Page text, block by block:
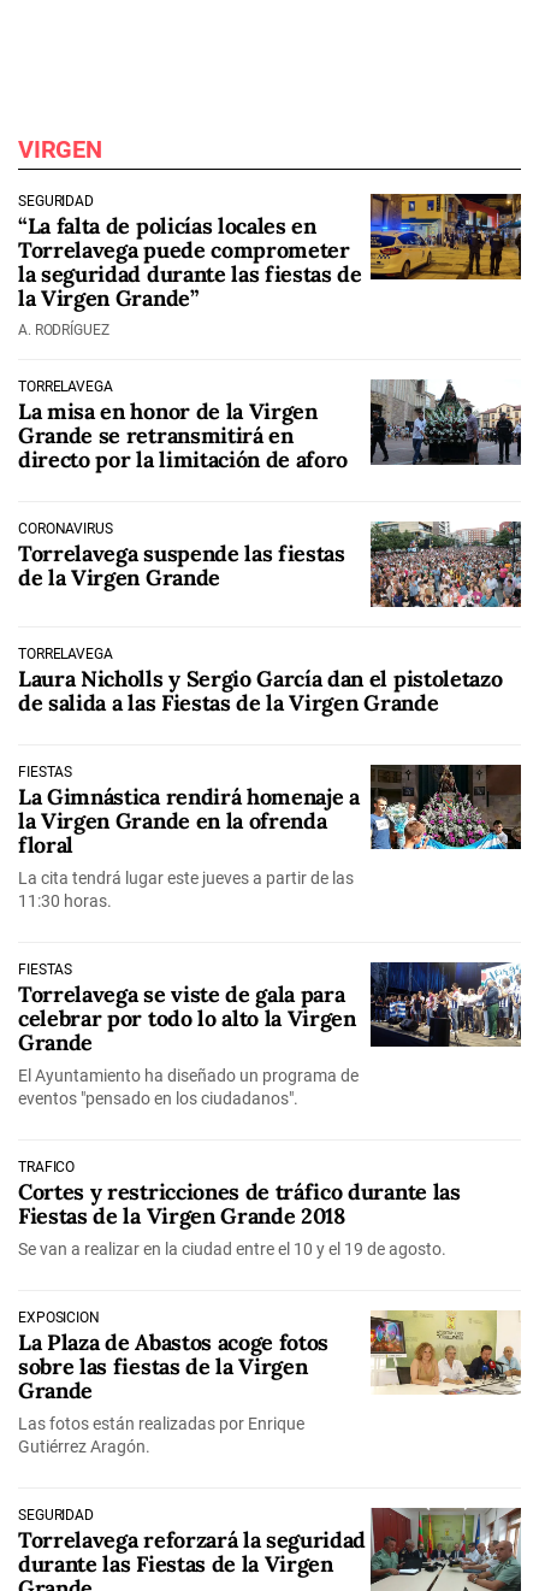
VIRGEN
SEGURIDAD
“La falta de policías locales en
Torrelavega puede comprometer
la seguridad durante las fiestas de
la Virgen Grande”
A. RODRÍGUEZ
TORRELAVEGA
La misa en honor de la Virgen
Grande se retransmitirá en
directo por la limitación de aforo
CORONAVIRUS
Torrelavega suspende las fiestas
de la Virgen Grande
TORRELAVEGA
Laura Nicholls y Sergio García dan el pistoletazo
de salida a las Fiestas de la Virgen Grande
FIESTAS
La Gimnástica rendirá homenaje a
la Virgen Grande en la ofrenda
floral
La cita tendrá lugar este jueves a partir de las
11:30 horas.
FIESTAS
Torrelavega se viste de gala para
celebrar por todo lo alto la Virgen
Grande
El Ayuntamiento ha diseñado un programa de
eventos "pensado en los ciudadanos".
TRÁFICO
Cortes y restricciones de tráfico durante las
Fiestas de la Virgen Grande 2018
Se van a realizar en la ciudad entre el 10 y el 19 de agosto.
EXPOSICIÓN
La Plaza de Abastos acoge fotos
sobre las fiestas de la Virgen
Grande
Las fotos están realizadas por Enrique
Gutiérrez Aragón.
SEGURIDAD
Torrelavega reforzará la seguridad
durante las Fiestas de la Virgen